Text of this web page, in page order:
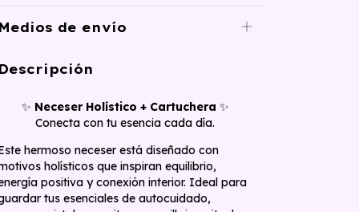
de envío
✨ Neceser Holístico + Cartuchera ✨
Conecta con tu esencia cada día.
hermoso neceser está diseñado con
holísticos que inspiran equilibrio,
positiva y conexión interior. Ideal para
tus esenciales de autocuidado,